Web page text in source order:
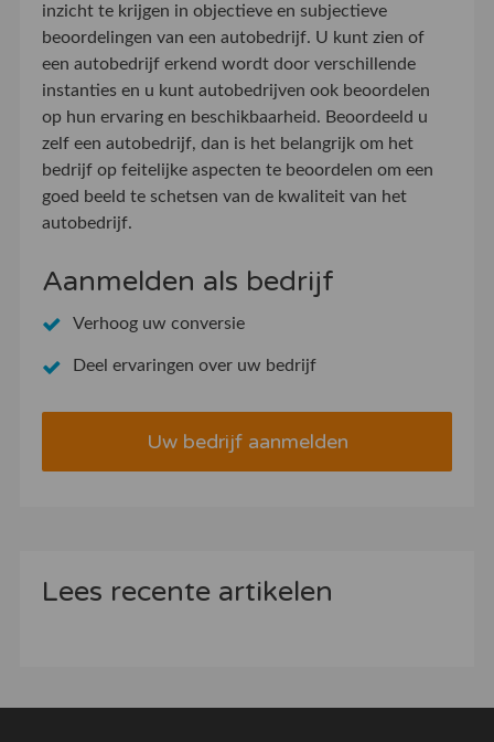
inzicht te krijgen in objectieve en subjectieve
beoordelingen van een autobedrijf. U kunt zien of
een autobedrijf erkend wordt door verschillende
instanties en u kunt autobedrijven ook beoordelen
op hun ervaring en beschikbaarheid. Beoordeeld u
zelf een autobedrijf, dan is het belangrijk om het
bedrijf op feitelijke aspecten te beoordelen om een
goed beeld te schetsen van de kwaliteit van het
autobedrijf.
Aanmelden als bedrijf
Verhoog uw conversie
Deel ervaringen over uw bedrijf
Uw bedrijf aanmelden
Lees recente artikelen